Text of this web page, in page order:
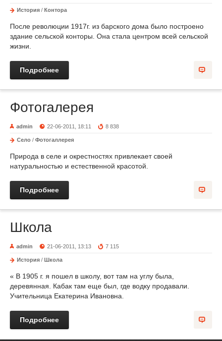
История / Контора
После революции 1917г. из барского дома было построено
здание сельской конторы. Она стала центром всей сельской
жизни.
Подробнее
Фотогалерея
admin 22-06-2011, 18:11 8 838
Село / Фотогаллерея
Природа в селе и окрестностях привлекает своей
натуральностью и естественной красотой.
Подробнее
Школа
admin 21-06-2011, 13:13 7 115
История / Школа
« В 1905 г. я пошел в школу, вот там на углу была,
деревянная. Кабак там еще был, где водку продавали.
Учительница Екатерина Ивановна.
Подробнее